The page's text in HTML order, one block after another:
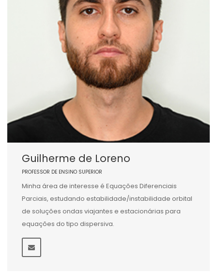
Guilherme de Loreno
PROFESSOR DE ENSINO SUPERIOR
Minha área de interesse é Equações Diferenciais
Parciais, estudando estabilidade/instabilidade orbital
de soluções ondas viajantes e estacionárias para
equações do tipo dispersiva.